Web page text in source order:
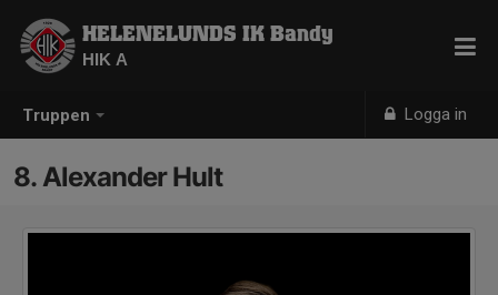
Truppen Logga in
HELENELUNDS IK Bandy
HIK A
8. Alexander Hult